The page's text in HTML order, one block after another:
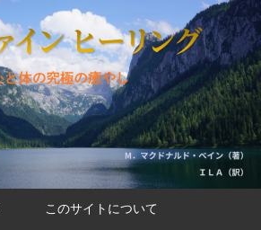
このサイトについて